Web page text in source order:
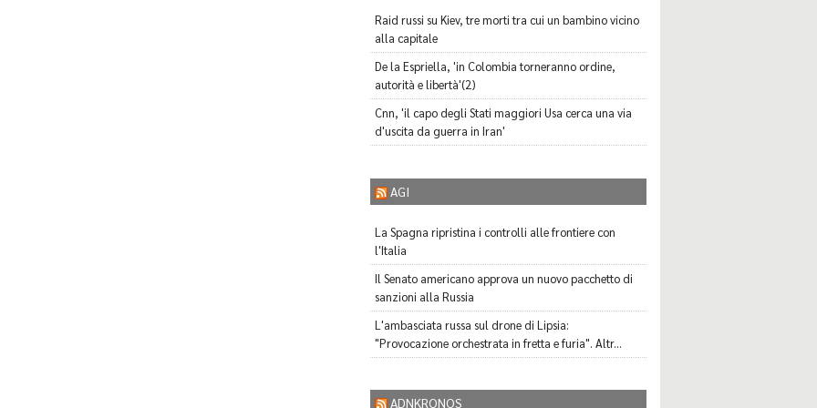
Raid russi su Kiev, tre morti tra cui un bambino vicino
alla capitale
De la Espriella, 'in Colombia torneranno ordine,
autorità e libertà'(2)
Cnn, 'il capo degli Stati maggiori Usa cerca una via
d'uscita da guerra in Iran'
AGI
La Spagna ripristina i controlli alle frontiere con
l'Italia
Il Senato americano approva un nuovo pacchetto di
sanzioni alla Russia
L'ambasciata russa sul drone di Lipsia:
"Provocazione orchestrata in fretta e furia". Altr...
ADNKRONOS